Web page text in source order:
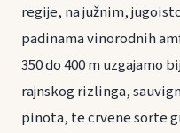
regije, na južnim,
padinama vinorodnih
350 do 400 m uzgajamo
rajnskog rizlinga,
pinota, te crvene sorte